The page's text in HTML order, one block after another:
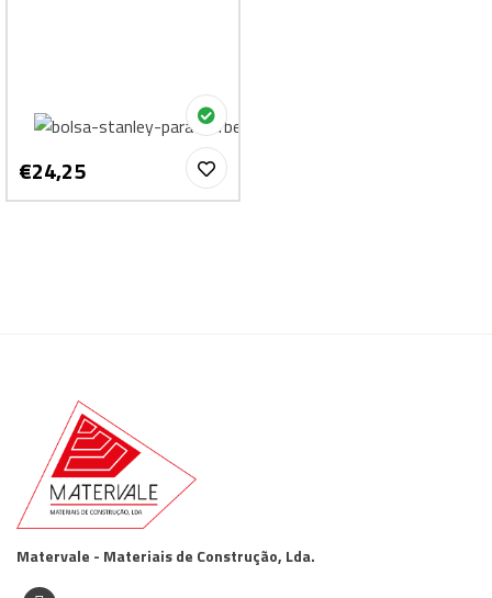
€24,25
Matervale - Materiais de Construção, Lda.